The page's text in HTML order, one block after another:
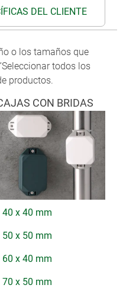
DEL CLIENTE
o los tamaños que
todos los
productos.
CON BRIDAS
40 x 40 mm
50 x 50 mm
60 x 40 mm
70 x 50 mm